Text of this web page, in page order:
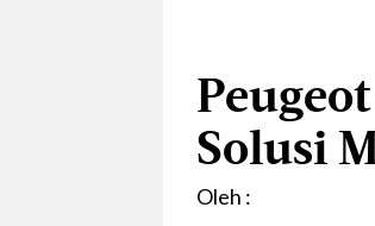
Solusi
Oleh :